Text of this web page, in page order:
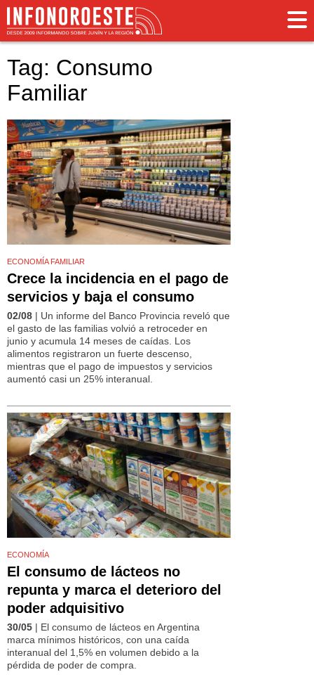
Tag: Consumo
Familiar
ECONOMÍA FAMILIAR
Crece la incidencia en el pago de
servicios y baja el consumo
02/08 | Un informe del Banco Provincia reveló que
el gasto de las familias volvió a retroceder en
junio y acumula 14 meses de caídas. Los
alimentos registraron un fuerte descenso,
mientras que el pago de impuestos y servicios
aumentó casi un 25% interanual.
ECONOMÍA
El consumo de lácteos no
repunta y marca el deterioro del
poder adquisitivo
30/05 | El consumo de lácteos en Argentina
marca mínimos históricos, con una caída
interanual del 1,5% en volumen debido a la
pérdida de poder de compra.